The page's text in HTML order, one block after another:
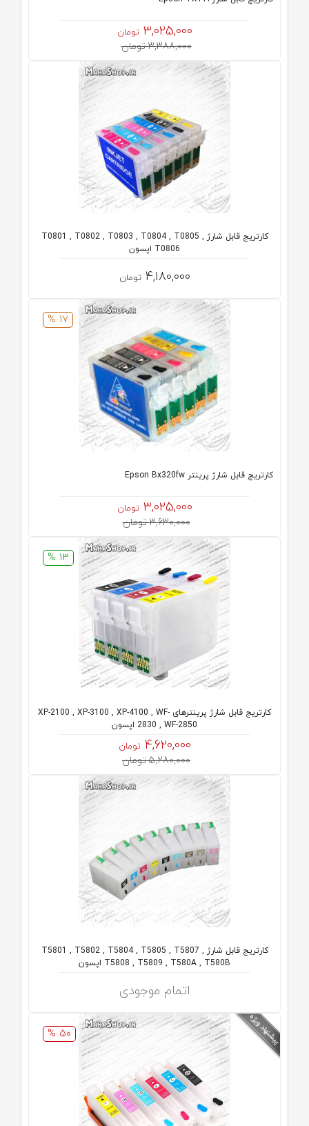
3,025,000 تومان
3,388,000 تومان
کارتریج قابل شارژ T0801 , T0802 , T0803 , T0804 , T0805 ,
T0806 اپسون
4,180,000 تومان
17 %
كارتريج قابل شارژ پرینتر Epson Bx320fw
3,025,000 تومان
3,630,000 تومان
13 %
کارتریج قابل شارژ پرینترهای XP-2100 , XP-3100 , XP-4100 , WF-
2830 , WF-2850 اپسون
4,620,000 تومان
5,280,000 تومان
کارتریج قابل شارژ T5801 , T5802 , T5804 , T5805 , T5807 ,
T5808 , T5809 , T580A , T580B اپسون
اتمام موجودی
50 %